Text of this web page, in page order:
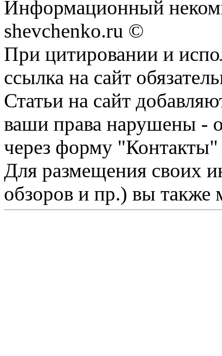
Информационный
shevchenko.ru ©
При цитировании и
ссылка на сайт
Статьи на сайт
ваши права нарушены -
через форму "Контакты"
Для размещения своих
обзоров и пр.) вы также